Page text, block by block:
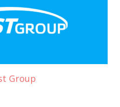
Group